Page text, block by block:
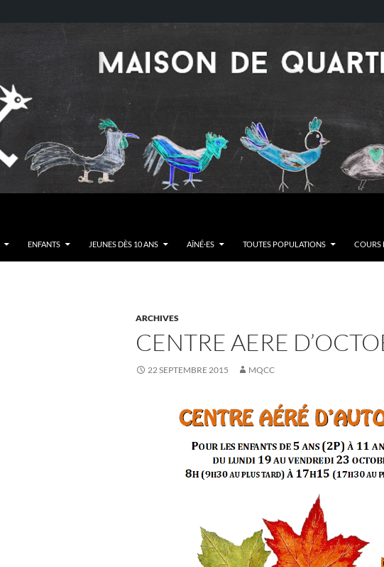
ENFANTS JEUNES DÈS 10 ANS AÎNÉ·ES TOUTES POPULATIONS COURS
ARCHIVES
CENTRE AERE
22 SEPTEMBRE 2015 MQCC